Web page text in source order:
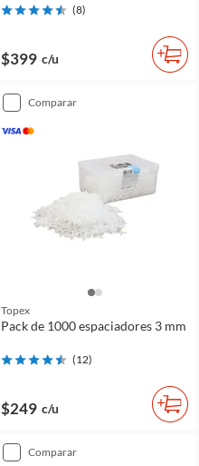
(8)
$399 c/u
comparar
Topex
Pack de 1000 espaciadores 3 mm
(12)
$249 c/u
comparar